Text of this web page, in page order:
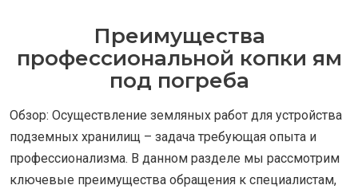
Преимущества
профессиональной копки ям
под погреба
Обзор: Осуществление земляных работ для устройства
подземных хранилищ – задача требующая опыта и
профессионализма. В данном разделе мы рассмотрим
ключевые преимущества обращения к специалистам,